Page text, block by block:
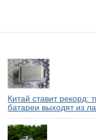
Китай ставит рекорд:
батареи выходят из